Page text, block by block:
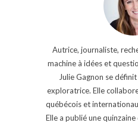
Autrice, journaliste,
machine à idées et
Julie Gagnon se
exploratrice. Elle
québécois et
Elle a publié une